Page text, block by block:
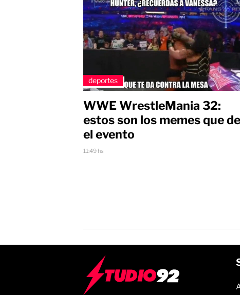
deportes
WWE WrestleMania 32:
estos son los memes que
el evento
11:49 hs